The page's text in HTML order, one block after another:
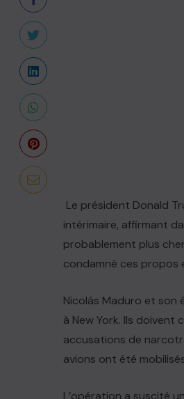
Le président Donald
intérimaire, affirmant
probablement plus
condamné ces propos
Nicolás Maduro et son
à New York. Ils
accusations de
avions ont été
L’opération a suscité